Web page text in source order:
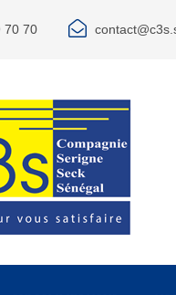
70 70